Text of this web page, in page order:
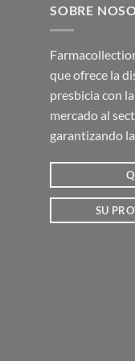
SOBRE
que ofrece la
presbicia con
mercado al
garantizando
SU